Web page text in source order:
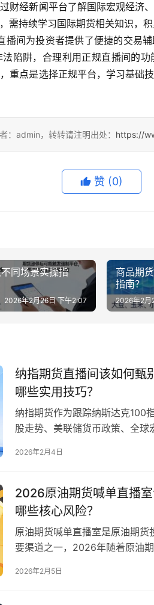
财经新闻平台了解国际宏观经济
需持续学习国际期货相关知识，
间为投资者提供了便捷的交易
陷阱，合理利用正规直播间的
重点是选择正规平台，学习基础
：admin，转转请注明出处： https://
赞 (0)
同场景实操指
2026年2月26日 下午2:07
商品期
指南？
2026年2月
纳指期货直播间该如何甄
哪些实用技巧？
纳指期货作为跟踪纳斯达克100
股走势、美联储货币政策、全球
情解读、专业分析观点、交易
播间存在虚假宣传、…
2026年2月4日
2026原油期货喊单直播
哪些核心风险？
原油期货喊单直播室是原油期
要渠道之一，2026年随着原油
够为新手提供专业的行情解读
2026年2月5日